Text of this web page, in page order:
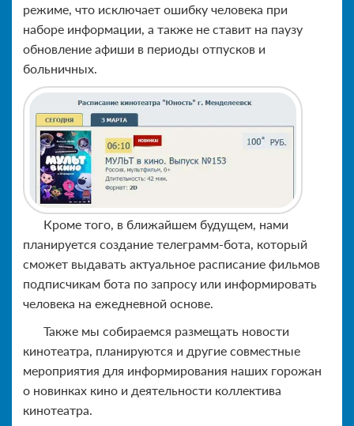
режиме, что исключает ошибку человека при
наборе информации, а также не ставит на паузу
обновление афиши в периоды отпусков и
больничных.
Кроме того, в ближайшем будущем, нами
планируется создание телеграмм-бота, который
сможет выдавать актуальное расписание фильмов
подписчикам бота по запросу или информировать
человека на ежедневной основе.
Также мы собираемся размещать новости
кинотеатра, планируются и другие совместные
мероприятия для информирования наших горожан
о новинках кино и деятельности коллектива
кинотеатра.